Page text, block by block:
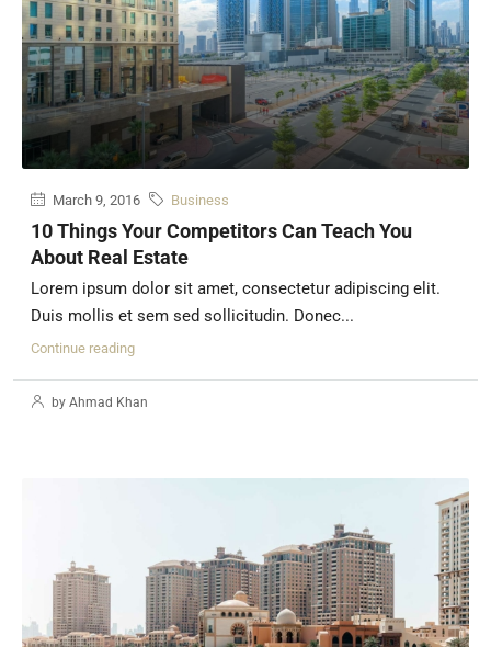
March 9, 2016 Business
10 Things Your Competitors Can Teach You
About Real Estate
Lorem ipsum dolor sit amet, consectetur adipiscing elit.
Duis mollis et sem sed sollicitudin. Donec...
Continue reading
by Ahmad Khan